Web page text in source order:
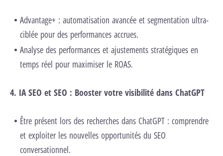
Advantage+ : automatisation avancée et segmentation ultra-
ciblée pour des performances accrues.
Analyse des performances et ajustements stratégiques en
temps réel pour maximiser le ROAS.
4. IA SEO et SEO : Booster votre visibilité dans ChatGPT
Être présent lors des recherches dans ChatGPT : comprendre
et exploiter les nouvelles opportunités du SEO
conversationnel.